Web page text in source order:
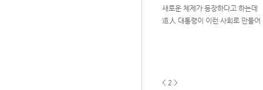
새로운 체제가 등장하다고 하는데
道人 대통령이 이런 사회로 만들어
< 2 >